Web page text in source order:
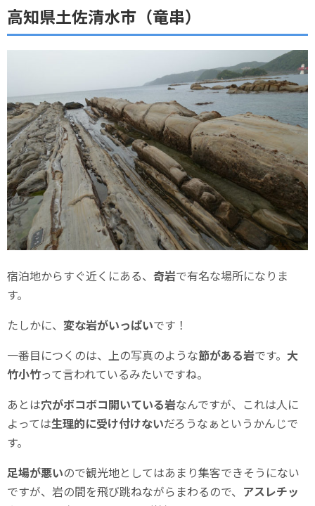
高知県土佐清水市（竜串）
宿泊地からすぐ近くにある、 奇岩で有名な場所になりま
す。
たしかに、 変な岩がいっぱいです！
一番目につくのは、上の写真のような節がある岩です。 大
竹小竹って言われているみたいですね。
あとは穴がボコボコ開いている岩なんですが、これは人に
よっては生理的に受け付けないだろうなぁというかんじで
す。
足場が悪いので観光地としてはあまり集客できそうにない
ですが、岩の間を飛び跳ねながらまわるので、 アスレチッ